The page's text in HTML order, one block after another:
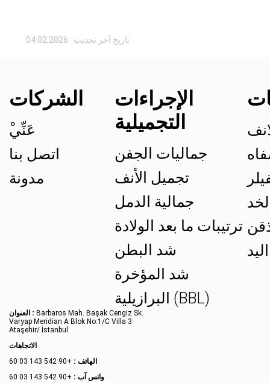
تاريخ آخر تحديث : 04.02.2026
الشركات
ْعَنِّي
اتصل بنا
مدونة
الإجراءات
التجميلية
جماليات الجفن
تجميل الأنف
جمالية الدمل
ترتيبات ما بعد الولادة
شد البطن
شد المؤخرة
البرازيلية (BBL)
العنوان : Barbaros Mah. Başak Cengiz Sk.
Varyap Meridian A Blok No:1/C Villa 3
Ataşehir/ İstanbul
الاتجاهات
الهاتف : +90 542 143 03 60
واتس آب : +90 542 143 03 60